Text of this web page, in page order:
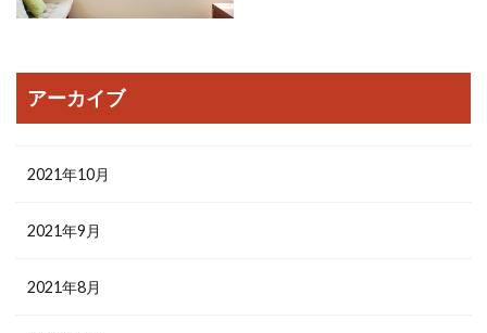
アーカイブ
2021年10月
2021年9月
2021年8月